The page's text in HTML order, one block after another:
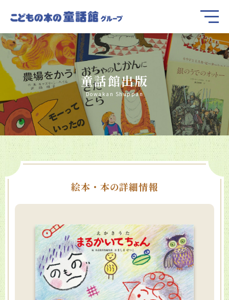
童話館出版
Dowakan Shuppan
絵本・本の詳細情報